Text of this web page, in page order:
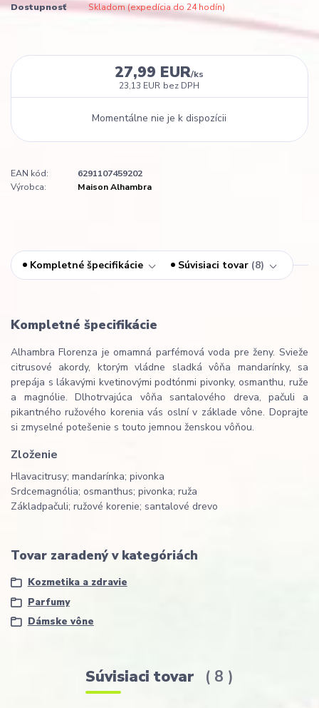
Dostupnosť Skladom (expedícia do 24 hodín)
27,99 EUR/ks
23,13 EUR bez DPH
Momentálne nie je k dispozícii
EAN kód:
6291107459202
Výrobca:
Maison Alhambra
Kompletné špecifikácie Súvisiaci tovar 8
Kompletné špecifikácie
Alhambra Florenza je omamná parfémová voda pre ženy. Svieže
citrusové akordy, ktorým vládne sladká vôňa mandarínky, sa
prepája s lákavými kvetinovými podtónmi pivonky, osmanthu, ruže
a magnólie. Dlhotrvajúca vôňa santalového dreva, pačuli a
pikantného ružového korenia vás oslní v základe vône. Doprajte
si zmyselné potešenie s touto jemnou ženskou vôňou.
Zloženie
Hlavacitrusy; mandarínka; pivonka
Srdcemagnólia; osmanthus; pivonka; ruža
Základpačuli; ružové korenie; santalové drevo
Tovar zaradený v kategóriách
Kozmetika a zdravie
Parfumy
Dámske vône
Súvisiaci tovar 8